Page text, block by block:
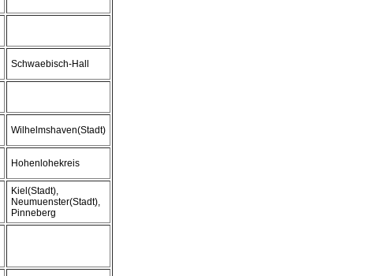
Schwaebisch-Hall
Wilhelmshaven(Stadt)
Hohenlohekreis
Kiel(Stadt),
Neumuenster(Stadt),
Pinneberg